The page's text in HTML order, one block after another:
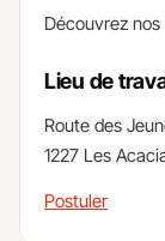
Découvrez
Lieu de
Route des
1227 Les
Postuler